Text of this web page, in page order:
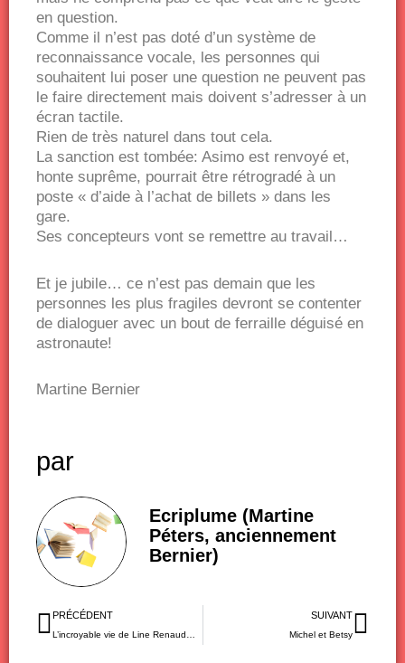
en question.
Comme il n’est pas doté d’un système de
reconnaissance vocale, les personnes qui
souhaitent lui poser une question ne peuvent pas
le faire directement mais doivent s’adresser à un
écran tactile.
Rien de très naturel dans tout cela.
La sanction est tombée: Asimo est renvoyé et,
honte suprême, pourrait être rétrogradé à un
poste « d’aide à l’achat de billets » dans les
gare.
Ses concepteurs vont se remettre au travail…
Et je jubile… ce n’est pas demain que les
personnes les plus fragiles devront se contenter
de dialoguer avec un bout de ferraille déguisé en
astronaute!
Martine Bernier
par
Ecriplume (Martine
Péters, anciennement
Bernier)
Précédent
PRÉCÉDENT
L’incroyable vie de Line Renaud…
SUIVANT
Michel et Betsy